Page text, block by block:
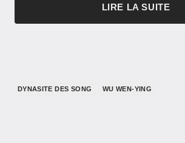
LIRE LA SUITE
DYNASITE DES SONG WU WEN-YING